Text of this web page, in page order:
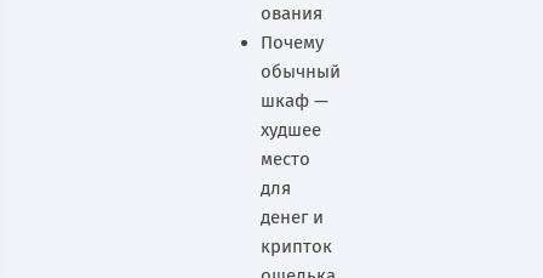
ования
Почему
обычный
шкаф —
худшее
место
для
денег и
крипток